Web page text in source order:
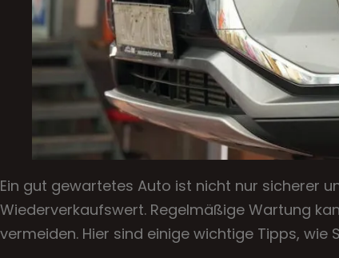
Ein gut gewartetes Auto ist nicht nur sicherer
Wiederverkaufswert. Regelmäßige Wartung
vermeiden. Hier sind einige wichtige Tipps, wie